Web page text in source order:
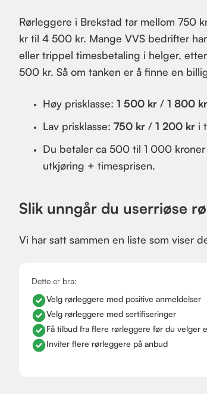
Rørleggere i Brekstad tar mellom 750
kr til 4 500 kr. Mange VVS bedrifter
eller trippel timesbetaling i helger,
500 kr. Så om tanken er å finne en
Høy prisklasse: 1 500 kr / 1 800 kr
Lav prisklasse: 750 kr / 1 200 kr i
Du betaler ca 500 til 1 000
utkjøring + timesprisen.
Slik unngår du userriøse
Vi har satt sammen en liste som viser
Dette er bra:
Velg rørleggere med positive anmeldelser
Velg rørleggere med sertifiseringer
Få tilbud fra flere rørleggere før du velger
Inviter flere rørleggere på anbud